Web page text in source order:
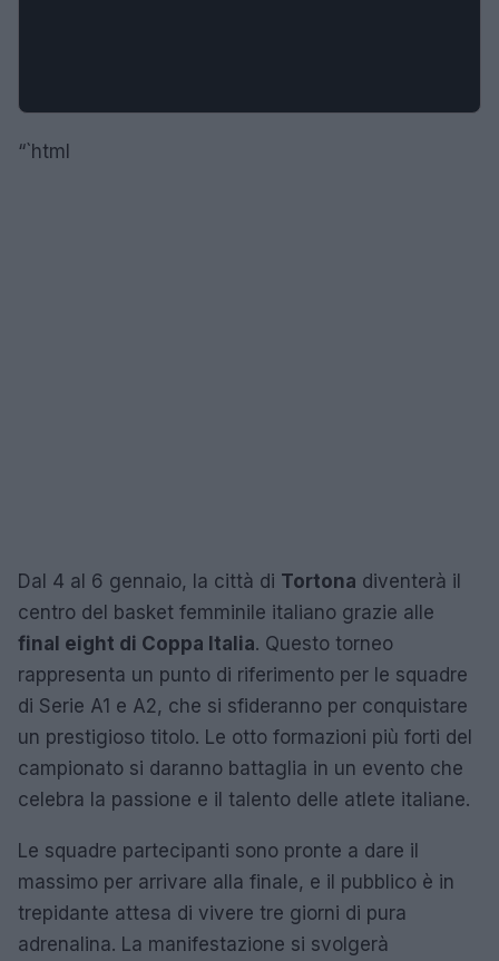
“`html
Dal 4 al 6 gennaio, la città di Tortona diventerà il
centro del basket femminile italiano grazie alle
final eight di Coppa Italia. Questo torneo
rappresenta un punto di riferimento per le squadre
di Serie A1 e A2, che si sfideranno per conquistare
un prestigioso titolo. Le otto formazioni più forti del
campionato si daranno battaglia in un evento che
celebra la passione e il talento delle atlete italiane.
Le squadre partecipanti sono pronte a dare il
massimo per arrivare alla finale, e il pubblico è in
trepidante attesa di vivere tre giorni di pura
adrenalina. La manifestazione si svolgerà